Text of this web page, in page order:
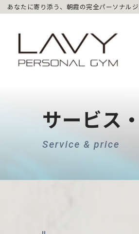
あなたに寄り添う、朝霞の完全パーソナル
サービス
Service & price